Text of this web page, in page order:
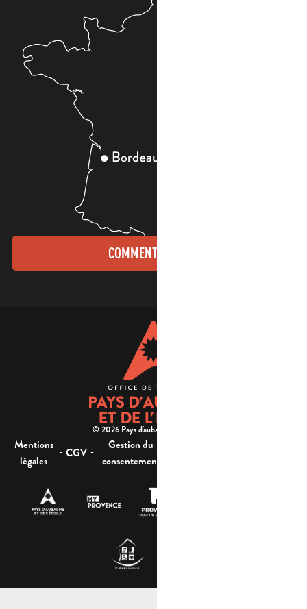
COMMENT VENIR ?
© 2026 Pays d'aubagne et de l'étoile -
Mentions
légales
- CGV -
Gestion du
consentement